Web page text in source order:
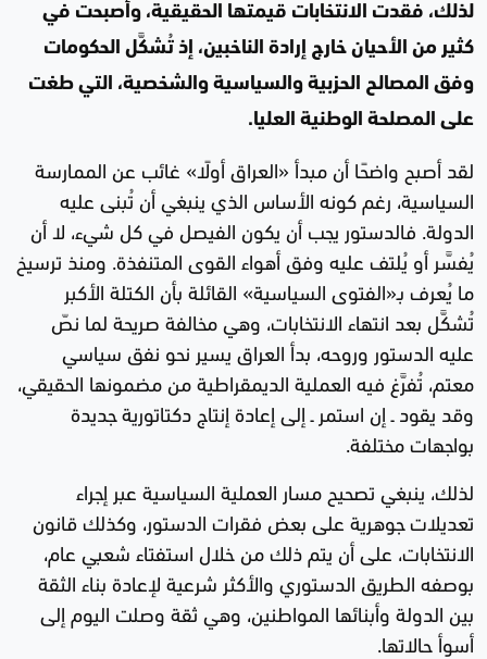
لذلك، فقدت الانتخابات قيمتها الحقيقية، وأصبحت في
كثير من الأحيان خارج إرادة الناخبين، إذ تُشكَّل الحكومات
وفق المصالح الحزبية والسياسية والشخصية، التي طغت
على المصلحة الوطنية العليا.
لقد أصبح واضحًا أن مبدأ «العراق أولًا» غائب عن الممارسة
السياسية، رغم كونه الأساس الذي ينبغي أن تُبنى عليه
الدولة. فالدستور يجب أن يكون الفيصل في كل شيء، لا أن
يُفسَّر أو يُلتف عليه وفق أهواء القوى المتنفذة. ومنذ ترسيخ
ما يُعرف بـ«الفتوى السياسية» القائلة بأن الكتلة الأكبر
تُشكَّل بعد انتهاء الانتخابات، وهي مخالفة صريحة لما نصّ
عليه الدستور وروحه، بدأ العراق يسير نحو نفق سياسي
معتم، تُفرَّغ فيه العملية الديمقراطية من مضمونها الحقيقي،
وقد يقود ـ إن استمر ـ إلى إعادة إنتاج دكتاتورية جديدة
بواجهات مختلفة.
لذلك، ينبغي تصحيح مسار العملية السياسية عبر إجراء
تعديلات جوهرية على بعض فقرات الدستور، وكذلك قانون
الانتخابات، على أن يتم ذلك من خلال استفتاء شعبي عام،
بوصفه الطريق الدستوري والأكثر شرعية لإعادة بناء الثقة
بين الدولة وأبنائها المواطنين، وهي ثقة وصلت اليوم إلى
أسوأ حالاتها.